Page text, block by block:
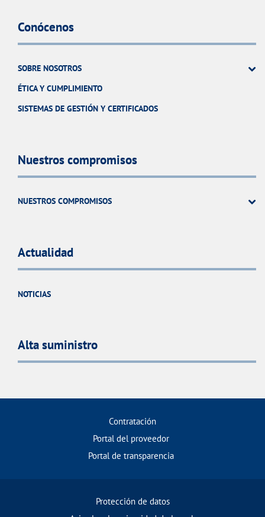
Conócenos
SOBRE NOSOTROS
ÉTICA Y CUMPLIMIENTO
SISTEMAS DE GESTIÓN Y CERTIFICADOS
Nuestros compromisos
NUESTROS COMPROMISOS
Actualidad
NOTICIAS
Alta suministro
Contratación
Portal del proveedor
Portal de transparencia
Protección de datos